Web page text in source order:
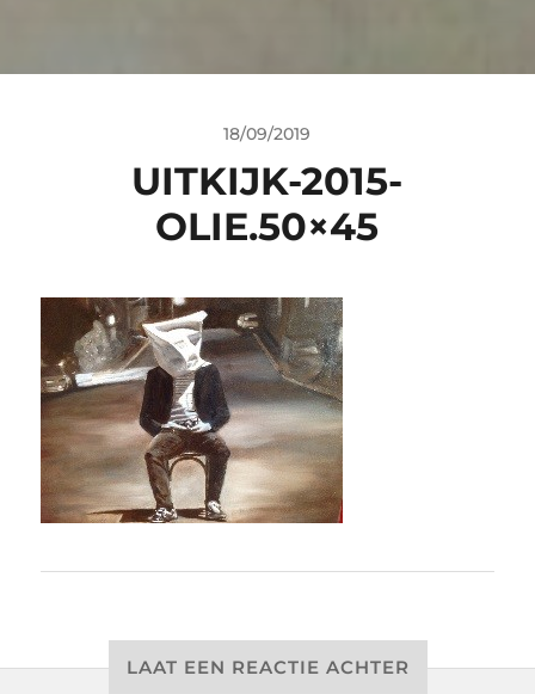
18/09/2019
UITKIJK-2015-
OLIE.50×45
LAAT EEN REACTIE ACHTER